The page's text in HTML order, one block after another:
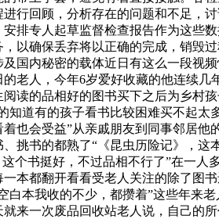
行回顾，分析存在的问题和不足，
排专人起草监督检查报告作为这些
以确保丢弃将以正确的完成，销毁
国内秘密的载体近日有这么一段视
老人，今年6岁爱好收藏的他连续几
读的品相好的图书买下之后为乡村
知道有的孩子看书比较困难买不起太
也会受益”从亲戚朋友到同事邻居他
挑书的都熟了“《昆虫历险记》，这
个书挺好，不过品相不行了”在一人
本都翻开看看受老人关注的除了图
白本我收的不少，都攒着”这些年来老
来一次废品回收站老人说，自己的